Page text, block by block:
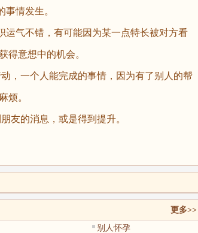
情发生。
气不错，有可能因为某一点特长被对方看
得意想中的机会。
一个人能完成的事情，因为有了别人的帮
烦。
的消息，或是得到提升。
更多>>
别人怀孕